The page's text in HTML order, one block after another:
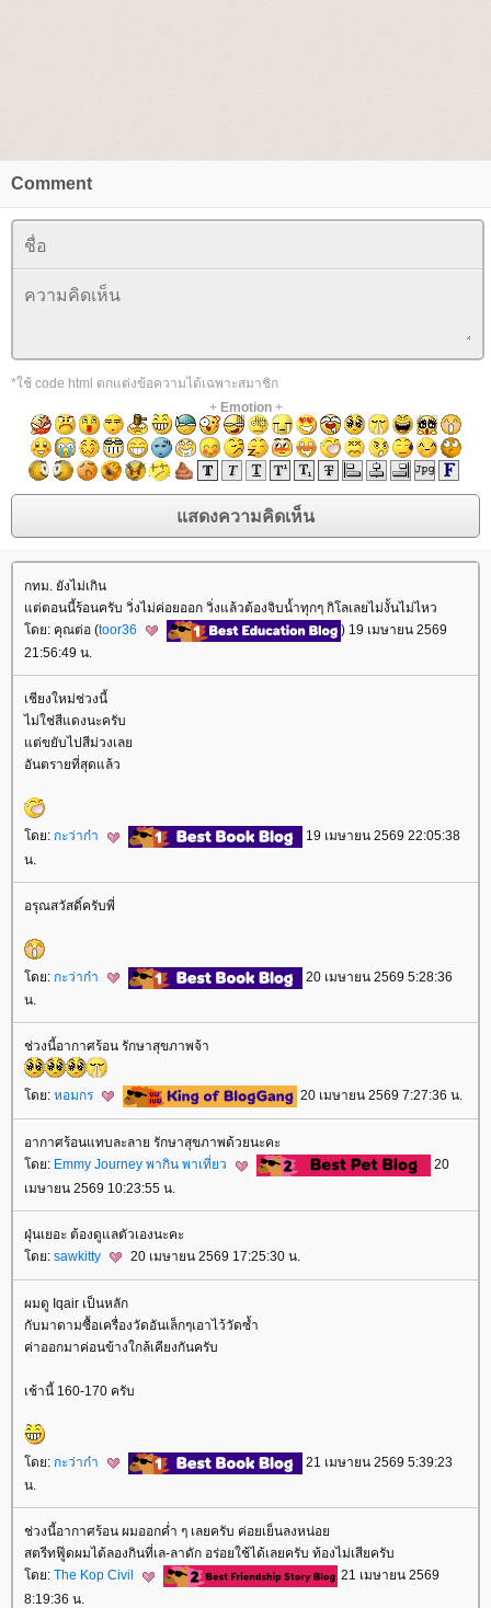
Comment
*ใช้ code html ตกแต่งข้อความได้เฉพาะสมาชิก
+ Emotion+
กทม. ยังไม่เกิน
ต่ตอนนี้ร้อนครับ วิ่งไม่ค่อยออก วิ่งแล้วต้องจิบน้ำทุกๆ กิโลเลยไม่งั้นไม่ไหว
ดย: คุณต่อ (toor36
) 19 เมษายน 2569
21:56:49 น.
เชียงใหม่ช่วงนี้
ไม่ใช่สีแดงนะครับ
ต่ขยับไปสีม่วงเล
อันตรายที่สุดแล้ว
ดย: กะว่าก๋า
19 เมษายน 2569 22:05:38
น.
อรุณสวัสดิ์ครับพี่
ดย: กะว่าก๋า
20 เมษายน 2569 5:28:36
น.
ช่วงนี้อากาศร้อน รักษาสุขภาพจ้า
ดย: หอมกร 20 เมษายน 2569 7:27:36 น.
อากาศร้อนแทบละลาย รักษาสุขภาพด้วยนะคะ
ดย: Emmy Journey พากิน พาเที่ยว
20
เมษายน 2569 10:23:55 น.
ฝุ่นเยอะ ต้องดูแลตัวเองนะคะ
ดย: sawkitty 20 เมษายน 2569 17:25:30 น.
ผมดู Iqair เป็นหลัก
กับมาดามซื้อเครื่องวัดอันเล็กๆเอาไว้วัดซ้ำ
ค่าออกมาค่อนข้างใกล้เคียงกันครับ
เช้านี้ 160-170 ครับ
ดย: กะว่าก๋า
21 เมษายน 2569 5:39:23
น.
ช่วงนี้อากาศร้อน ผมออกค่ำ ๆ เลยครับ ค่อยเย็นลงหน่อ
สตรีทฟู๊ดผมได้ลองกินที่เล-ลาดัก อร่อยใช้ได้เลยครับ ท้องไม่เสียครับ
ดย: The Kop Civil
21 เมษายน 2569
8:19:36 น.